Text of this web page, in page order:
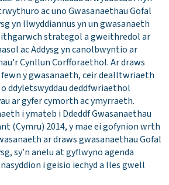
ac uno Gwasanaethau Gofal
yn llwyddiannus yn un gwasanaeth
strategol a gweithredol ar
ac Addysg yn canolbwyntio ar
Cynllun Corfforaethol. Ar draws
y gwasanaeth, ceir dealltwriaeth
ddyletswyddau deddfwriaethol
ar gyfer cymorth ac ymyrraeth.
i ymateb i Ddeddf Gwasanaethau
(Cymru) 2014, y mae ei gofynion wrth
ar draws gwasanaethau Gofal
sy’n anelu at gyflwyno agenda
i geisio iechyd a lles gwell